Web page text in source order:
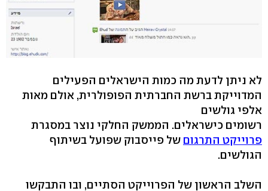
לא ניתן לדעת מה כמות הישראלים הפעילים
המדוייקת ברשת החברתית הפופולרית, אולם מאות
אלפי גולשים
רשומים כישראלים. הממשק החלקי נוצר במסגרת
פרוייקט התרגום של פייסבוק שפועל בשיתוף
הגולשים.
השלב הראשון של הפרוייקט הסתיים, ובו התבקשו